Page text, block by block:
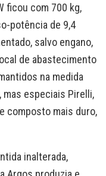
ficou com 700 kg,
potência de 9,4
salvo engano,
de abastecimento
na medida
mas especiais Pirelli,
composto mais duro,
inalterada,